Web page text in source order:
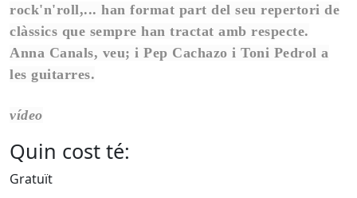
rock'n'roll,... han format part del seu repertori de
clàssics que sempre han tractat amb respecte.
Anna Canals, veu; i Pep Cachazo i Toni Pedrol a
les guitarres.
vídeo
Quin cost té:
Gratuït